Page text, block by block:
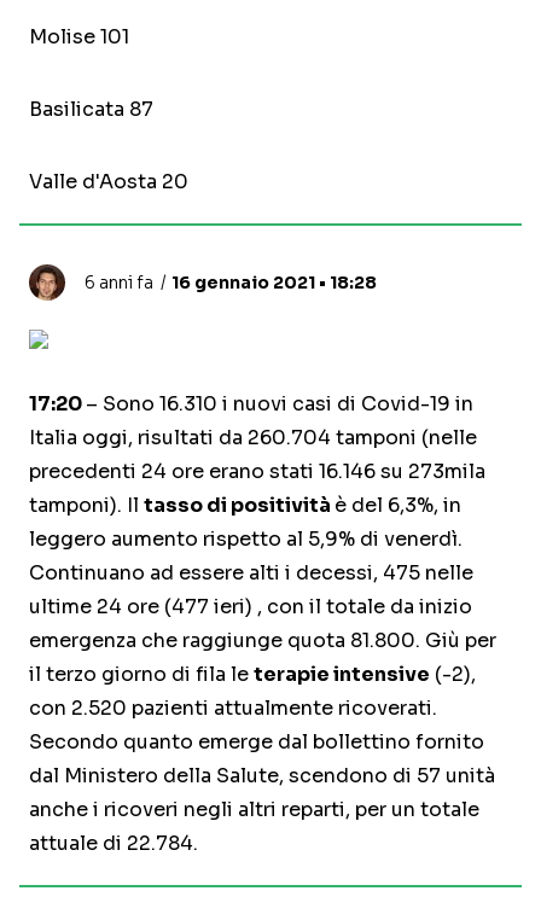
Molise 101
Basilicata 87
Valle d'Aosta 20
6 anni fa 16 gennaio 2021 • 18:28
17:20– Sono 16.310 i nuovi casi di Covid-19 in
Italia oggi, risultati da 260.704 tamponi (nelle
precedenti 24 ore erano stati 16.146 su 273mila
tamponi). Il tasso di positività è del 6,3%, in
leggero aumento rispetto al 5,9% di venerdì.
Continuano ad essere alti i decessi, 475 nelle
ultime 24 ore (477 ieri) , con il totale da inizio
emergenza che raggiunge quota 81.800. Giù per
il terzo giorno di fila leterapie intensive (-2),
con 2.520 pazienti attualmente ricoverati.
Secondo quanto emerge dal bollettino fornito
dal Ministero della Salute, scendono di 57 unità
anche i ricoveri negli altri reparti, per un totale
attuale di 22.784.